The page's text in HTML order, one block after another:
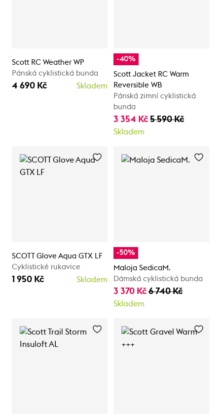
Scott RC Weather WP
Pánská cyklistická bunda
4 690 Kč Skladem
-40%
Scott Jacket RC Warm
Reversible WB
Pánská zimní cyklistická
bunda
3 354 Kč 5 590 Kč
Skladem
SCOTT Glove Aqua GTX LF
Cyklistické rukavice
1 950 Kč Skladem
-50%
Maloja SedicaM.
Dámská cyklistická bunda
3 370 Kč 6 740 Kč
Skladem